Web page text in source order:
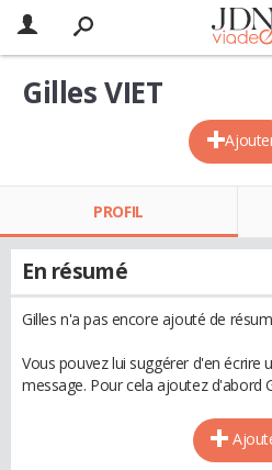
Gilles VIET
PROFIL
En résumé
Gilles n'a pas encore ajouté de
Vous pouvez lui suggérer d'en écrire
message. Pour cela ajoutez d'abord